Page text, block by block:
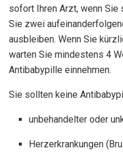
sofort Ihren Arzt, wenn Sie
Sie zwei
ausbleiben. Wenn Sie
warten Sie mindestens 4
Antibabypille einnehmen.
Sie sollten keine
unbehandelter oder
Herzerkrankungen